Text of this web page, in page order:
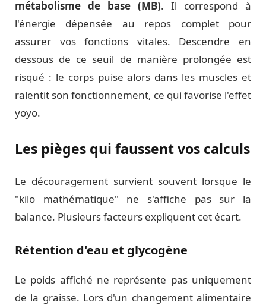
métabolisme de base (MB). Il correspond à
l'énergie dépensée au repos complet pour
assurer vos fonctions vitales. Descendre en
dessous de ce seuil de manière prolongée est
risqué : le corps puise alors dans les muscles et
ralentit son fonctionnement, ce qui favorise l'effet
yoyo.
Les pièges qui faussent vos calculs
Le découragement survient souvent lorsque le
"kilo mathématique" ne s'affiche pas sur la
balance. Plusieurs facteurs expliquent cet écart.
Rétention d'eau et glycogène
Le poids affiché ne représente pas uniquement
de la graisse. Lors d'un changement alimentaire